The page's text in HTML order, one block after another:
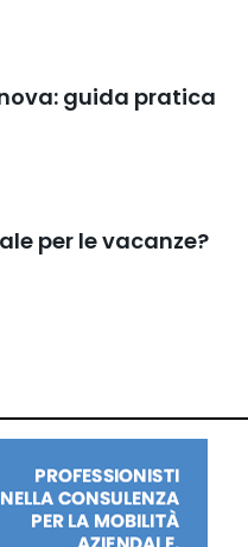
guida pratica
per le vacanze?